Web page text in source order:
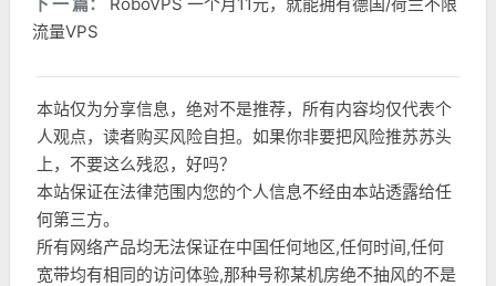
流量VPS
本站仅为分享信息，绝对不是推荐，所有内容均仅代表个
人观点，读者购买风险自担。如果你非要把风险推苏苏头
上，不要这么残忍，好吗？
本站保证在法律范围内您的个人信息不经由本站透露给任
何第三方。
所有网络产品均无法保证在中国任何地区,任何时间,任何
宽带均有相同的访问体验,那种号称某机房绝不抽风的不是